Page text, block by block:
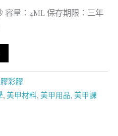
容量：4ML 保存期限：三年
彩膠
, 美甲材料, 美甲用品, 美甲課